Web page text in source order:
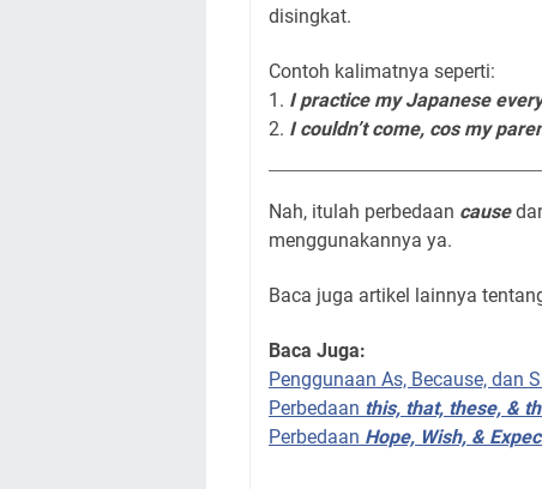
disingkat.
Contoh kalimatnya seperti:
1. I practice my Japanese
2. I couldn’t come, cosmy
Nah, itulah perbedaan cause
menggunakannya ya.
Baca juga artikel lainnya
Baca Juga:
Penggunaan As, Because, dan
Perbedaan this, that, these, &
Perbedaan Hope, Wish, &